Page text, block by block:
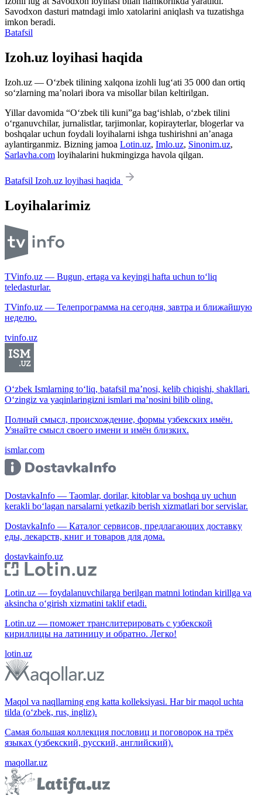
Savodxon dasturi matndagi imlo xatolarini aniqlash va tuzatishga
imkon beradi.
Batafsil
Izoh.uz loyihasi haqida
Izoh.uz — O‘zbek tilining xalqona izohli lug‘ati 35 000 dan ortiq
so‘zlarning ma’nolari ibora va misollar bilan keltirilgan.
Yillar davomida “O‘zbek tili kuni”ga bag‘ishlab, o‘zbek tilini
o‘rganuvchilar, jurnalistlar, tarjimonlar, kopirayterlar, blogerlar va
boshqalar uchun foydali loyihalarni ishga tushirishni an’anaga
aylantirganmiz. Bizning jamoa Lotin.uz, Imlo.uz, Sinonim.uz,
Sarlavha.com loyihalarini hukmingizga havola qilgan.
Batafsil Izoh.uz loyihasi haqida
Loyihalarimiz
TVinfo.uz — Bugun, ertaga va keyingi hafta uchun to‘liq
teledasturlar.
TVinfo.uz — Телепрограмма на сегодня, завтра и ближайшую
неделю.
tvinfo.uz
O‘zbek Ismlarning to‘liq, batafsil ma’nosi, kelib chiqishi, shakllari.
O‘zingiz va yaqinlaringizni ismlari ma’nosini bilib oling.
Полный смысл, происхождение, формы узбекских имён.
Узнайте смысл своего имени и имён близких.
ismlar.com
DostavkaInfo — Taomlar, dorilar, kitoblar va boshqa uy uchun
kerakli bo‘lagan narsalarni yetkazib berish xizmatlari bor servislar.
DostavkaInfo — Каталог сервисов, предлагающих доставку
еды, лекарств, книг и товаров для дома.
dostavkainfo.uz
Lotin.uz — foydalanuvchilarga berilgan matnni lotindan kirillga va
aksincha o‘girish xizmatini taklif etadi.
Lotin.uz — поможет транслитерировать с узбекской
кириллицы на латиницу и обратно. Легко!
lotin.uz
Maqol va naqllarning eng katta kolleksiyasi. Har bir maqol uchta
tilda (o‘zbek, rus, ingliz).
Самая большая коллекция пословиц и поговорок на трёх
языках (узбекский, русский, английский).
maqollar.uz